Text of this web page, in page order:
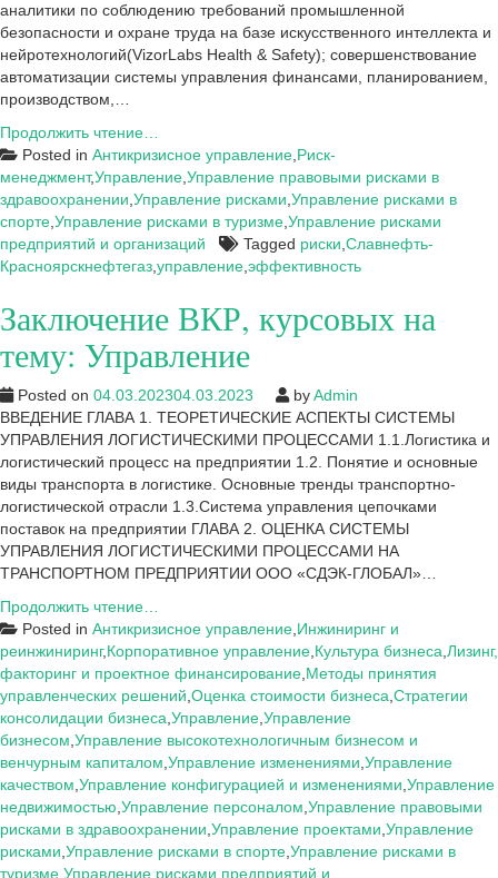
аналитики по соблюдению требований промышленной
безопасности и охране труда на базе искусственного интеллекта и
нейротехнологий(VizorLabs Health & Safety); совершенствование
автоматизации системы управления финансами, планированием,
производством,…
Продолжить чтение…
эффективность
по
управлению
рисками
ООО
«Славнефть-
Posted in Антикризисное управление Риск-
менеджмент,Управление Управление правовыми рисками в
здравоохранении Управление рисками Управление рисками в
спорте Управление рисками в туризме Управление рисками
предприятий и организаций
Tagged риски Славнефть-
Красноярскнефтегаз управление эффективность
Заключение ВКР, курсовых на
тему: Управление
Posted on 04.03.202304.03.2023 byAdmin
ВВЕДЕНИЕ ГЛАВА 1. ТЕОРЕТИЧЕСКИЕ АСПЕКТЫ СИСТЕМЫ
УПРАВЛЕНИЯ ЛОГИСТИЧЕСКИМИ ПРОЦЕССАМИ 1.1.Логистика и
логистический процесс на предприятии 1.2. Понятие и основные
виды транспорта в логистике. Основные тренды транспортно-
логистической отрасли 1.3.Система управления цепочками
поставок на предприятии ГЛАВА 2. ОЦЕНКА СИСТЕМЫ
УПРАВЛЕНИЯ ЛОГИСТИЧЕСКИМИ ПРОЦЕССАМИ НА
ТРАНСПОРТНОМ ПРЕДПРИЯТИИ ООО «СДЭК-ГЛОБАЛ»…
Продолжить чтение…
ВКР,
курсовых
на
тему:
Управление
Posted in Антикризисное управление Инжиниринг и
реинжиниринг,Корпоративное управление Культура бизнеса Лизинг,
факторинг и проектное финансирование Методы принятия
управленческих решений Оценка стоимости бизнеса Стратегии
консолидации бизнеса Управление Управление
бизнесом Управление высокотехнологичным бизнесом и
венчурным капиталом Управление изменениями Управление
качеством Управление конфигурацией и изменениями Управление
недвижимостью Управление персоналом Управление правовыми
рисками в здравоохранении Управление проектами Управление
рисками Управление рисками в спорте Управление рисками в
туризме Управление рисками предприятий и